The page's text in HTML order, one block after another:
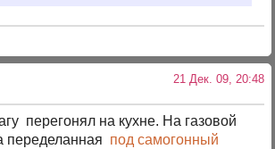
21 Дек. 09, 20:48
перегонял на кухне. На газовой
переделанная под самогонный